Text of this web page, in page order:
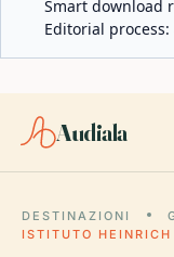
Smart download
Editorial process:
Audiala
DESTINAZIONI
ISTITUTO